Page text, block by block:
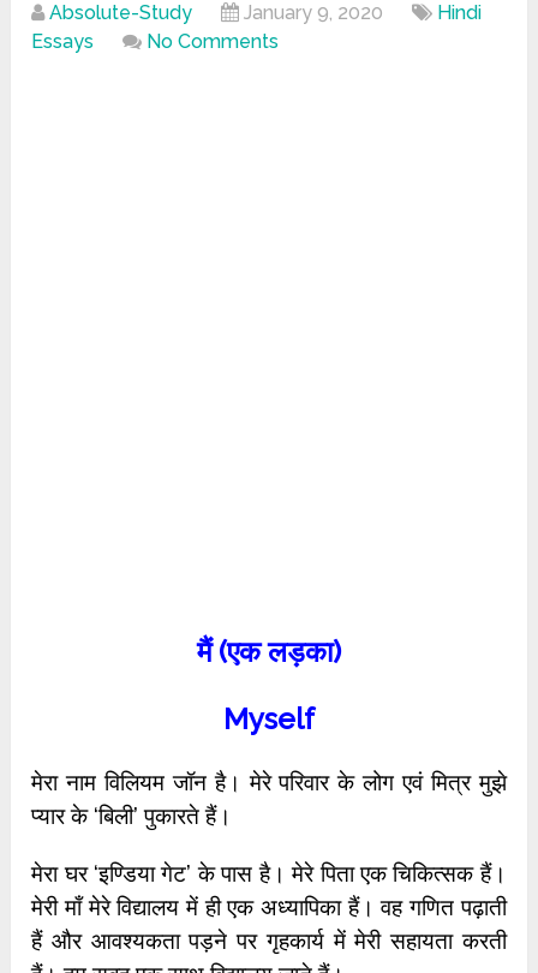
Absolute-Study January 9, 2020
Hindi
Essays
No Comments
मैं (एक लड़का)
Myself
मेरा नाम विलियम जॉन है। मेरे परिवार के लोग एवं मित्र मुझे
प्यार के ‘बिली’ पुकारते हैं।
मेरा घर ‘इण्डिया गेट’ के पास है। मेरे पिता एक चिकित्सक हैं।
मेरी माँ मेरे विद्यालय में ही एक अध्यापिका हैं। वह गणित पढ़ाती
हैं और आवश्यकता पड़ने पर गृहकार्य में मेरी सहायता करती